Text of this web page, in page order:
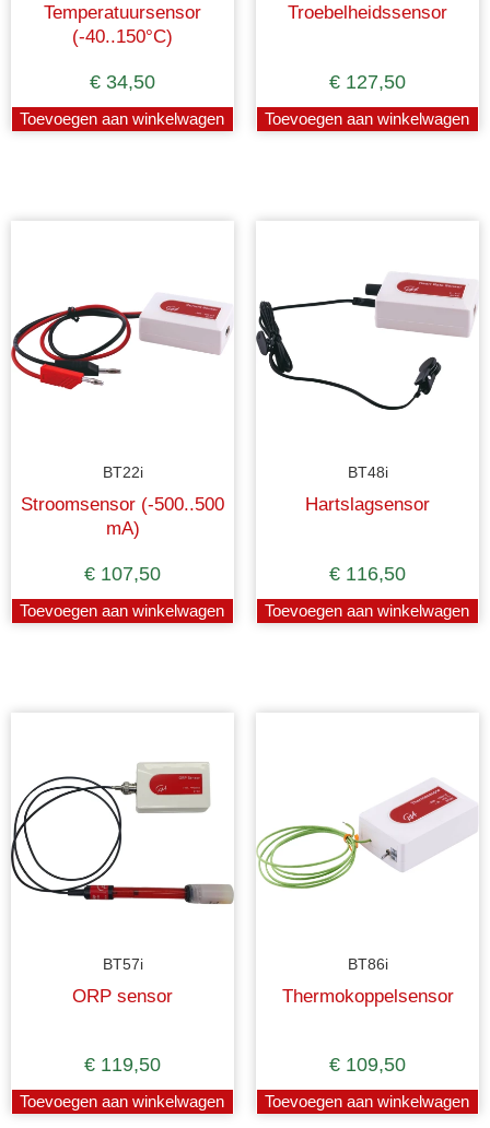
Temperatuursensor
(-40..150°C)
€ 34,50
Toevoegen aan winkelwagen
Troebelheidssensor
€ 127,50
Toevoegen aan winkelwagen
BT22i
Stroomsensor (-500..500
mA)
€ 107,50
Toevoegen aan winkelwagen
BT48i
Hartslagsensor
€ 116,50
Toevoegen aan winkelwagen
BT57i
ORP sensor
€ 119,50
Toevoegen aan winkelwagen
BT86i
Thermokoppelsensor
€ 109,50
Toevoegen aan winkelwagen